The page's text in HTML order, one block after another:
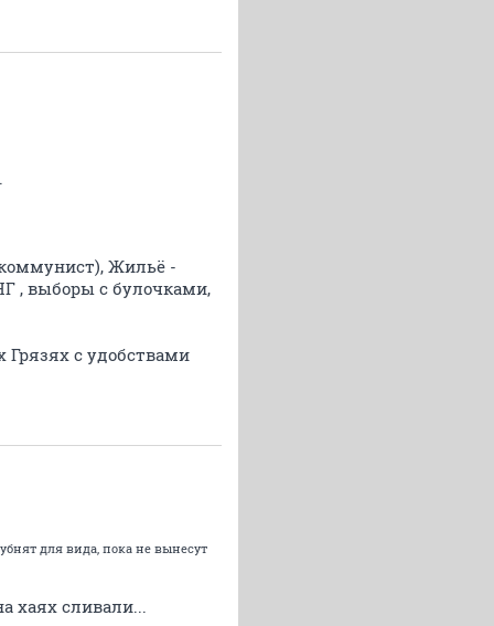
Жильё -
, выборы с булочками,
Грязях с удобствами
для вида, пока не вынесут
хаях сливали...